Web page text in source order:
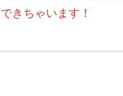
きちゃいます！